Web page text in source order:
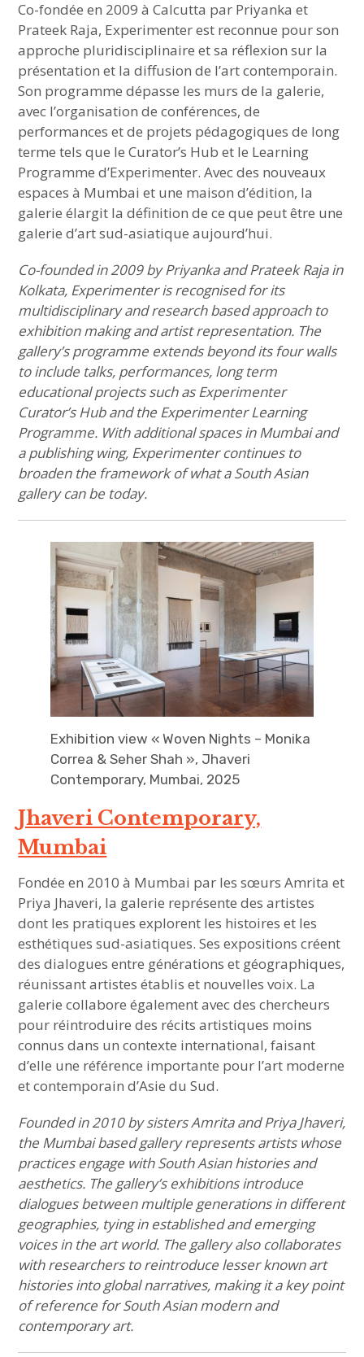
Co-fondée en 2009 à Calcutta par Priyanka et
Prateek Raja, Experimenter est reconnue pour son
approche pluridisciplinaire et sa réflexion sur la
présentation et la diffusion de l’art contemporain.
Son programme dépasse les murs de la galerie,
avec l’organisation de conférences, de
performances et de projets pédagogiques de long
terme tels que le Curator’s Hub et le Learning
Programme d’Experimenter. Avec des nouveaux
espaces à Mumbai et une maison d’édition, la
galerie élargit la définition de ce que peut être une
galerie d’art sud-asiatique aujourd’hui.
Co-founded in 2009 by Priyanka and Prateek Raja in
Kolkata, Experimenter is recognised for its
multidisciplinary and research based approach to
exhibition making and artist representation. The
gallery’s programme extends beyond its four walls
to include talks, performances, long term
educational projects such as Experimenter
Curator’s Hub and the Experimenter Learning
Programme. With additional spaces in Mumbai and
a publishing wing, Experimenter continues to
broaden the framework of what a South Asian
gallery can be today.
Exhibition view « Woven Nights – Monika
Correa & Seher Shah », Jhaveri
Contemporary, Mumbai, 2025
Jhaveri Contemporary,
Mumbai
Fondée en 2010 à Mumbai par les sœurs Amrita et
Priya Jhaveri, la galerie représente des artistes
dont les pratiques explorent les histoires et les
esthétiques sud-asiatiques. Ses expositions créent
des dialogues entre générations et géographiques,
réunissant artistes établis et nouvelles voix. La
galerie collabore également avec des chercheurs
pour réintroduire des récits artistiques moins
connus dans un contexte international, faisant
d’elle une référence importante pour l’art moderne
et contemporain d’Asie du Sud.
Founded in 2010 by sisters Amrita and Priya Jhaveri,
the Mumbai based gallery represents artists whose
practices engage with South Asian histories and
aesthetics. The gallery’s exhibitions introduce
dialogues between multiple generations in different
geographies, tying in established and emerging
voices in the art world. The gallery also collaborates
with researchers to reintroduce lesser known art
histories into global narratives, making it a key point
of reference for South Asian modern and
contemporary art.